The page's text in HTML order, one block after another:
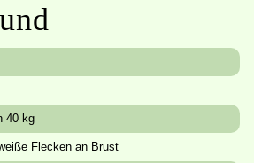
40 kg
Flecken an Brust